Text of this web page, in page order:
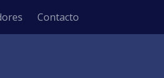
Contacto